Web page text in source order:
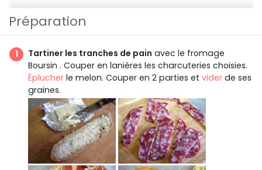
Préparation
Tartiner les tranches de pain avec le fromage
Boursin . Couper en lanières les charcuteries choisies.
Éplucher le melon. Couper en 2 parties et vider de ses
graines.